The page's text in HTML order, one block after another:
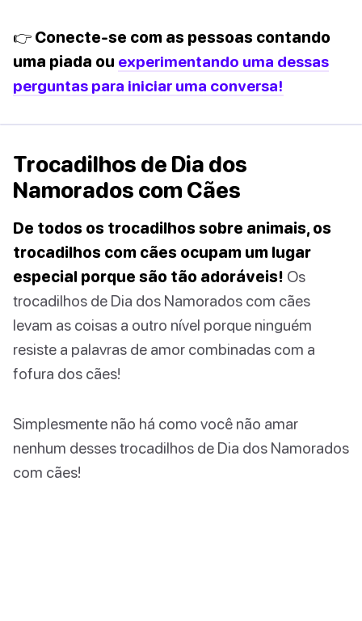
👉 Conecte-se com as pessoas contando
uma piada ou experimentando uma dessas
perguntas para iniciar uma conversa!
Trocadilhos de Dia dos
Namorados com Cães
De todos os trocadilhos sobre animais, os
trocadilhos com cães ocupam um lugar
especial porque são tão adoráveis! Os
trocadilhos de Dia dos Namorados com cães
levam as coisas a outro nível porque ninguém
resiste a palavras de amor combinadas com a
fofura dos cães!
Simplesmente não há como você não amar
nenhum desses trocadilhos de Dia dos Namorados
com cães!